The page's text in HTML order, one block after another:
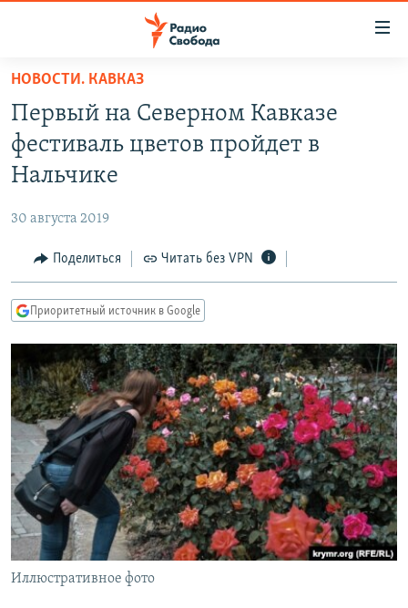
упрощенного
доступа
Вернуться
основному
Вернутся
Вернутся
поиску
ПОДКАСТЫ
АВТОРСКИЕ ПРОЕКТЫ
МНЕНИЯ
КУЛЬТУРА
КАВКАЗ.РЕАЛИИ
СЕВЕР.РЕАЛИИ
СИБИРЬ.РЕАЛИИ
РАСПИСАНИЕ ВЕЩАНИЯ
ПОДПИШИТЕСЬ НА РАССЫЛКУ
СОЦИАЛЬНЫЕ СЕТИ
НОВОСТИ. КАВКАЗ
Первый на Северном Кавказе
фестиваль цветов пройдет в
Нальчике
30 августа 2019
Поделиться Читать без VPN
Приоритетный источник в Google
Иллюстративное фото